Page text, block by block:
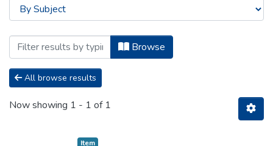
Browsing Carrera de Ingeniería
Browse
All browse results
Now showing 1 - 1 of 1
Item